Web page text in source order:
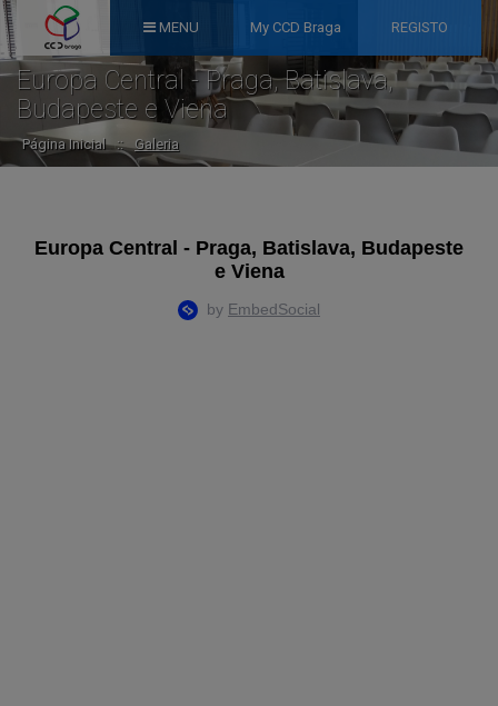
MENU My CCD Braga REGISTO
Europa Central - Praga, Batislava,
Budapeste e Viena
Página Inicial :: Galeria